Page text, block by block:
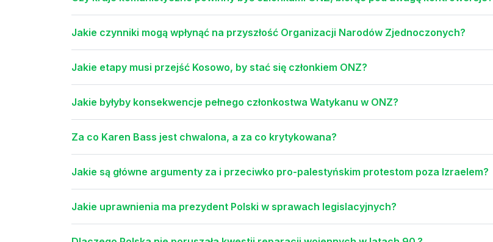
Jakie czynniki mogą wpłynąć na przyszłość Organizacji Narodów Zjednoczonych?
Jakie etapy musi przejść Kosowo, by stać się członkiem ONZ?
Jakie byłyby konsekwencje pełnego członkostwa Watykanu w ONZ?
Za co Karen Bass jest chwalona, a za co krytykowana?
Jakie są główne argumenty za i przeciwko pro-palestyńskim protestom poza Izraelem?
Jakie uprawnienia ma prezydent Polski w sprawach legislacyjnych?